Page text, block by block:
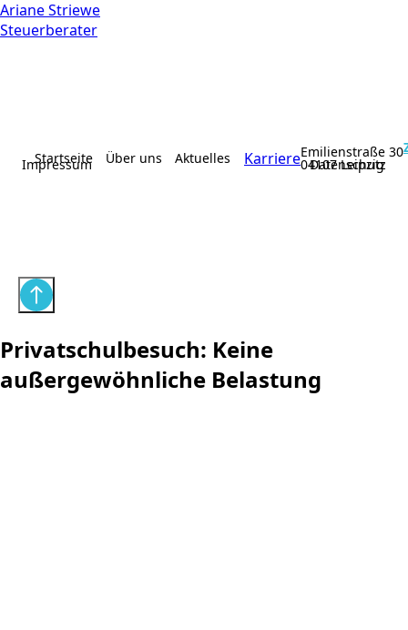
Ariane Striewe
Steuerberater
Startseite Über uns Aktuelles KarriereEmilienstraße 30
04107 Leipzig
Impressum
Datenschutz
Privatschulbesuch: Keine
außergewöhnliche Belastung